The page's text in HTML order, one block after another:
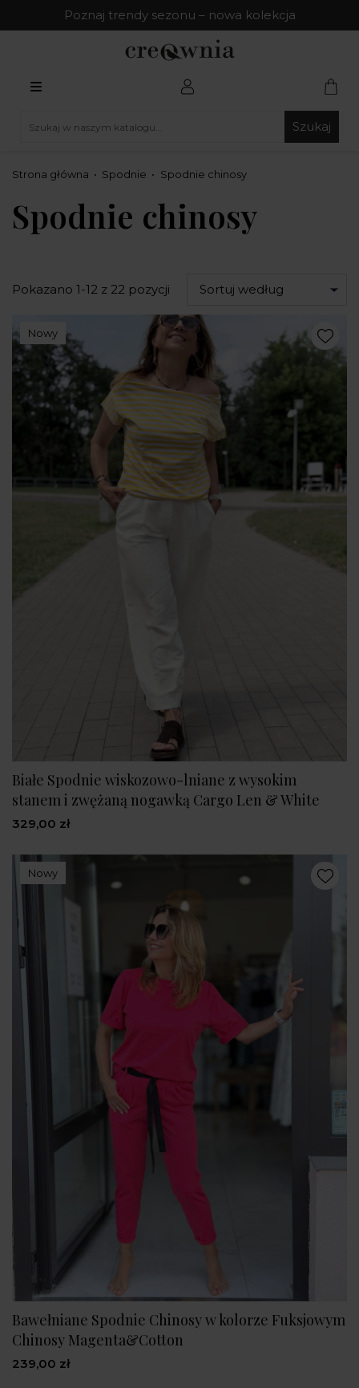
Poznaj trendy sezonu – nowa kolekcja
Szukaj
Strona główna Spodnie Spodnie chinosy
Spodnie chinosy
Pokazano 1-12 z 22 pozycji Sortuj według
Nowy
Białe Spodnie wiskozowo-lniane z wysokim
stanem i zwężaną nogawką Cargo Len & White
329,00 zł
Nowy
Bawełniane Spodnie Chinosy w kolorze Fuksjowym
Chinosy Magenta&Cotton
239,00 zł